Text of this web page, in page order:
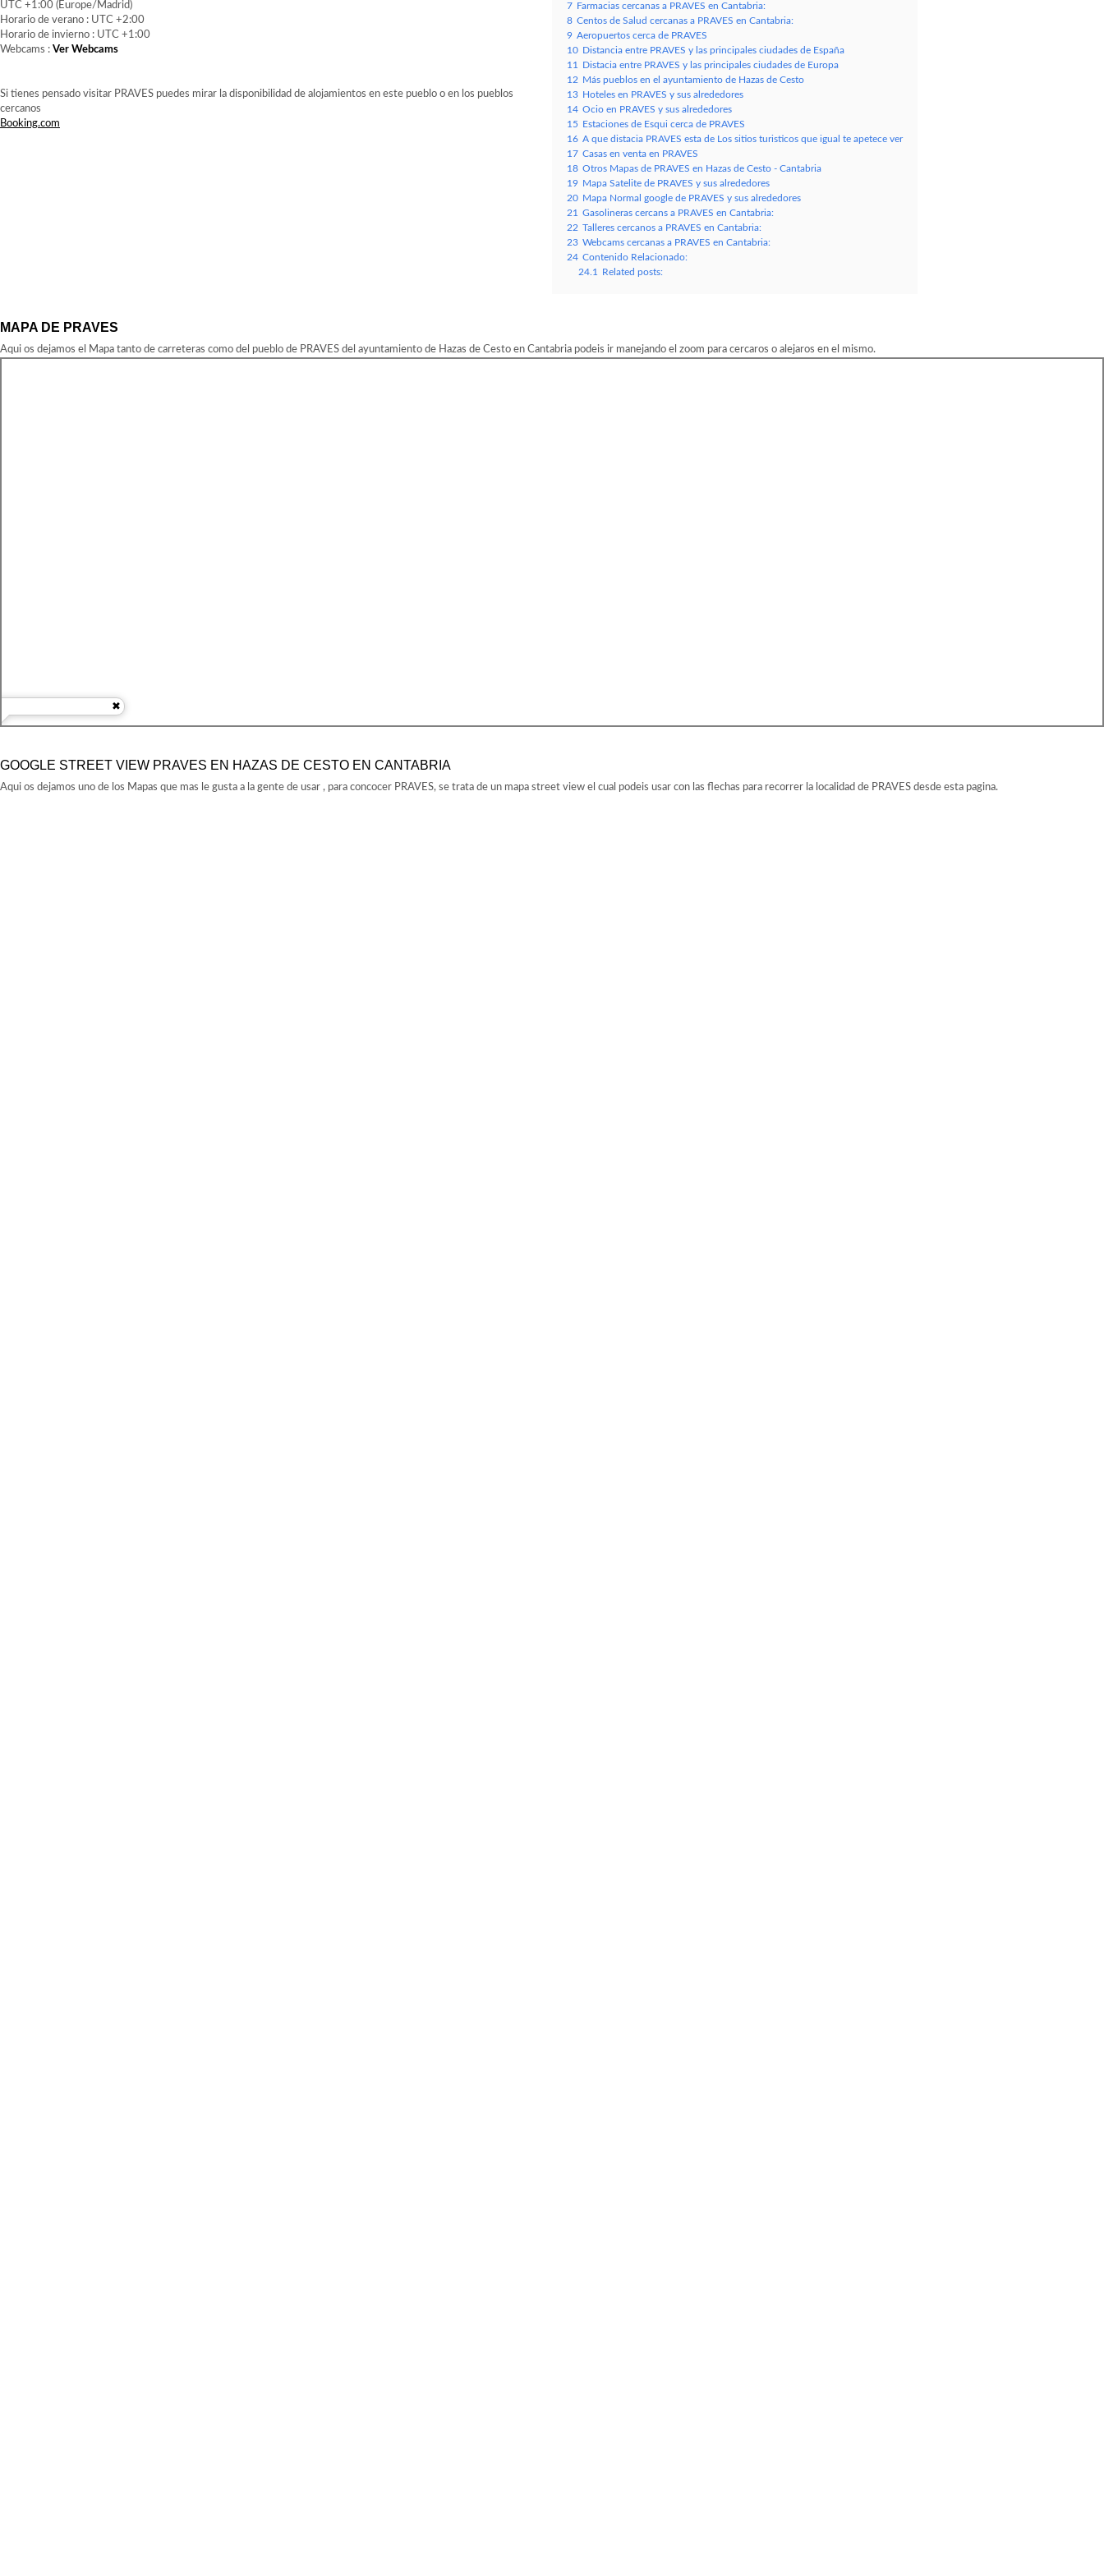
UTC +1:00 (Europe/Madrid)
Horario de verano : UTC +2:00
Horario de invierno : UTC +1:00
Webcams : Ver Webcams
Si tienes pensado visitar PRAVES puedes mirar la disponibilidad de alojamientos en este pueblo o en los pueblos
cercanos
Booking.com
7
Farmacias cercanas a PRAVES en Cantabria:
8 Centos de Salud cercanas a PRAVES en Cantabria:
9 Aeropuertos cerca de PRAVES
10
Distancia entre PRAVES y las principales ciudades de España
11
Distacia entre PRAVES y las principales ciudades de Europa
12
Más pueblos en el ayuntamiento de Hazas de Cesto
13
Hoteles en PRAVES y sus alrededores
14 Ocio en PRAVES y sus alrededores
15
Estaciones de Esqui cerca de PRAVES
16 A que distacia PRAVES esta de Los sitios turisticos que igual te apetece ver
17 Casas en venta en PRAVES
18 Otros Mapas de PRAVES en Hazas de Cesto - Cantabria
19
Mapa Satelite de PRAVES y sus alrededores
20
Mapa Normal google de PRAVES y sus alrededores
21
Gasolineras cercans a PRAVES en Cantabria:
22 Talleres cercanos a PRAVES en Cantabria:
23 Webcams cercanas a PRAVES en Cantabria:
24 Contenido Relacionado:
24.1
Related posts:
MAPA DE PRAVES
Aqui os dejamos el Mapa tanto de carreteras como del pueblo de PRAVES del ayuntamiento de Hazas de Cesto en Cantabria podeis ir manejando el zoom para cercaros o alejaros en el mismo.
GOOGLE STREET VIEW PRAVES EN HAZAS DE CESTO EN CANTABRIA
Aqui os dejamos uno de los Mapas que mas le gusta a la gente de usar , para concocer PRAVES, se trata de un mapa street view el cual podeis usar con las flechas para recorrer la localidad de PRAVES desde esta pagina.